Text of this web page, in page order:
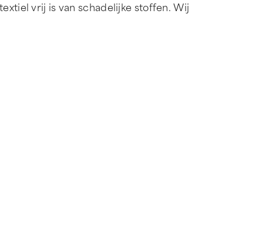
vrij is van schadelijke stoffen. Wij